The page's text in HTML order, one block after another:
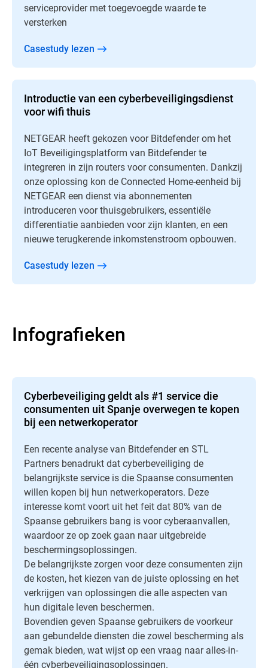
serviceprovider met toegevoegde waarde te
versterken
Casestudy lezen
Introductie van een cyberbeveiligingsdienst
voor wifi thuis
NETGEAR heeft gekozen voor Bitdefender om het
IoT Beveiligingsplatform van Bitdefender te
integreren in zijn routers voor consumenten. Dankzij
onze oplossing kon de Connected Home-eenheid bij
NETGEAR een dienst via abonnementen
introduceren voor thuisgebruikers, essentiële
differentiatie aanbieden voor zijn klanten, en een
nieuwe terugkerende inkomstenstroom opbouwen.
Casestudy lezen
Infografieken
Cyberbeveiliging geldt als #1 service die
consumenten uit Spanje overwegen te kopen
bij een netwerkoperator
Een recente analyse van Bitdefender en STL
Partners benadrukt dat cyberbeveiliging de
belangrijkste service is die Spaanse consumenten
willen kopen bij hun netwerkoperators. Deze
interesse komt voort uit het feit dat 80% van de
Spaanse gebruikers bang is voor cyberaanvallen,
waardoor ze op zoek gaan naar uitgebreide
beschermingsoplossingen.
De belangrijkste zorgen voor deze consumenten zijn
de kosten, het kiezen van de juiste oplossing en het
verkrijgen van oplossingen die alle aspecten van
hun digitale leven beschermen.
Bovendien geven Spaanse gebruikers de voorkeur
aan gebundelde diensten die zowel bescherming als
gemak bieden, wat wijst op een vraag naar alles-in-
één cyberbeveiligingsoplossingen.